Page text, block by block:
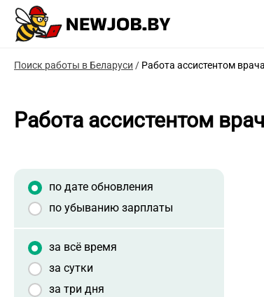
Поиск работы в Беларуси / Работа ассистентом
Работа ассистентом
по дате обновления
по убыванию зарплаты
за всё время
за сутки
за три дня